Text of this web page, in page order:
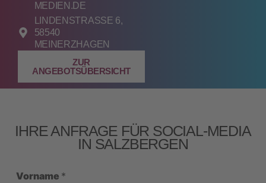
MEDIEN.DE
LINDENSTRASSE 6, 5
8540 M
EINERZHAGEN
ZUR
ANGEBOTSÜBERSICHT
IHRE ANFRAGE FÜR SOCIAL‑MEDIA
IN SALZBERGEN
Vorname *